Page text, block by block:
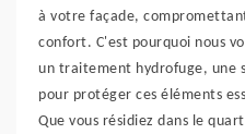
à votre façade,
confort. C'est pourquoi nous
un traitement hydrofuge, une
pour protéger ces éléments
Que vous résidiez dans le